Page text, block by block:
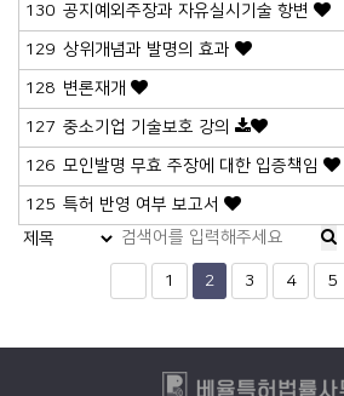
130 공지예외주장과 자유실시기술 항변
129 상위개념과 발명의 효과
128 변론재개
127 중소기업 기술보호 강의
126 모인발명 무효 주장에 대한 입증책임
125 특허 반영 여부 보고서
1 2 3 4 5